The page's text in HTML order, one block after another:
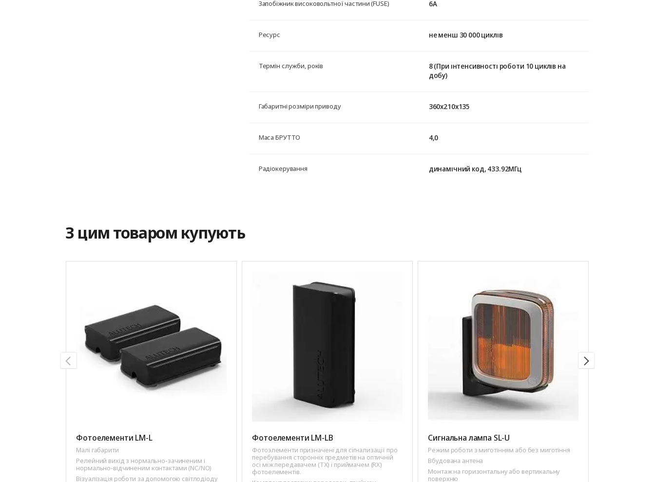
Запобіжник високовольтної частини (FUSE) 6А
Ресурс не менш 30 000 циклів
Термін служби, років
8 (При інтенсивності роботи 10 циклів на
добу)
Габаритні розміри приводу 360х210х135
Маса БРУТТО 4,0
Радіокерування динамічний код, 433.92МГц
З цим товаром купують
Фотоелементи LM-L
Малі габарити
Релейний вихід з нормально-зачиненим і
нормально-відчиненим контактами (NC/NO)
Візуалізація роботи за допомогою світлодіоду
Фотоелементи LM-LB
Фотоэлементи призначенi для сiгнализацiї про
перебування стороннiх предметiв на оптичнiй
осi мiж передавачем (ТХ) i приймачем (RX)
фотоелементiв.
Сигнальна лампа SL-U
Режим роботи з миготінням або без миготіння
Вбудована антена
Монтаж на горизонтальну або вертикальну
поверхню